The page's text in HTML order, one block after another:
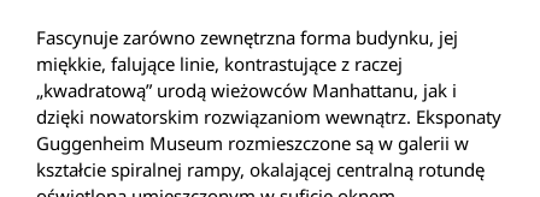
Fascynuje zarówno zewnętrzna forma budynku, jej
miękkie, falujące linie, kontrastujące z raczej
„kwadratową” urodą wieżowców Manhattanu, jak i
dzięki nowatorskim rozwiązaniom wewnątrz. Eksponaty
Guggenheim Museum rozmieszczone są w galerii w
kształcie spiralnej rampy, okalającej centralną rotundę